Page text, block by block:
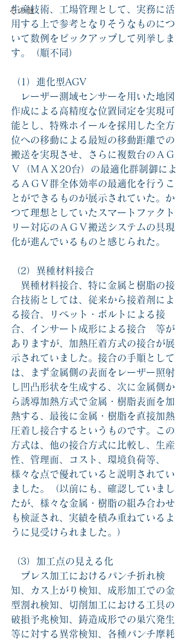
その他
生産技術、工場管理として、実務に活
用する上で参考となりそうなものにつ
いて数例をピックアップして列挙しま
す。（順不同）
（1）進化型AGV
レーザー測域センサーを用いた地図
作成による高精度な位置同定を実現可
能とし、特殊ホイールを採用した全方
位への移動による最短の移動距離での
搬送を実現させ、さらに複数台のＡＧ
Ｖ（ＭＡＸ20台）の最適化群制御によ
るＡＧＶ群全体効率の最適化を行うこ
とができるものが展示されていた。か
つて理想としていたスマートファクト
リー対応のＡＧＶ搬送システムの具現
化が進んでいるものと感じられた。
（2）異種材料接合
異種材料接合、特に金属と樹脂の接
合技術としては、従来から接着剤によ
る接合、リベット・ボルトによる接
合、インサート成形による接合　等が
ありますが、加熱圧着方式の接合が展
示されていました。接合の手順として
は、まず金属側の表面をレーザー照射
し凹凸形状を生成する、次に金属側か
ら誘導加熱方式で金属・樹脂表面を加
熱する、最後に金属・樹脂を直接加熱
圧着し接合するというものです。この
方式は、他の接合方式に比較し、生産
性、管理面、コスト、環境負荷等、
様々な点で優れていると説明されてい
ました。（以前にも、確認していまし
たが、様々な金属・樹脂の組み合わせ
も検証され、実績を積み重ねているよ
うに見受けられました。）
（3）加工点の見える化
プレス加工におけるパンチ折れ検
知、カス上がり検知、成形加工での金
型割れ検知、切削加工における工具の
破損予兆検知、鋳造成形での巣穴発生
等に対する異常検知、各種パンチ摩耗